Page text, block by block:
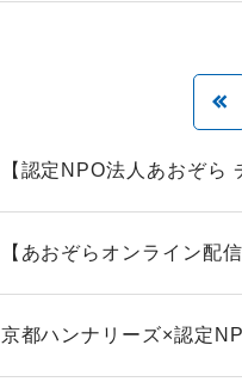
【認定NPO法人あおぞら
【あおぞらオンライン配信
京都ハンナリーズ×認定